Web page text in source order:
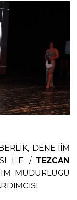
DENETİM
İLE / TEZCAN
MÜDÜRLÜĞÜ